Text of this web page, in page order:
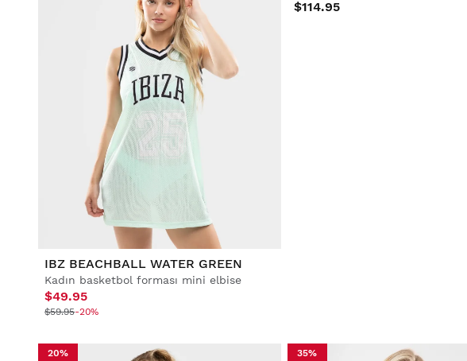
IBZ BEACHBALL WATER GREEN
Kadın basketbol forması mini elbise
$49.95
$59.95-20%
20% 35%